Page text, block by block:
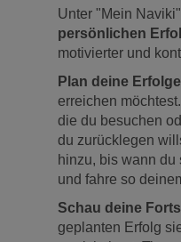
Unter "Mein
persönlichen
motivierter und
Plan deine Erfolge
erreichen
die du besuchen
du zurücklegen
hinzu, bis wann du
und fahre so
Schau deine
geplanten Erfolg